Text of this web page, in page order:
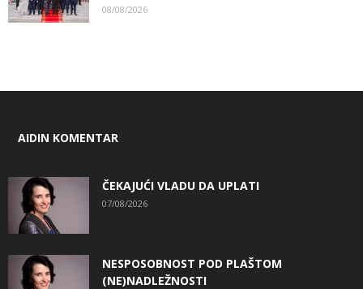
08/08/2026
AIDIN KOMENTAR
ČEKAJUĆI VLADU DA UPLATI
07/08/2026
NESPOSOBNOST POD PLAŠTOM
(NE)NADLEŽNOSTI